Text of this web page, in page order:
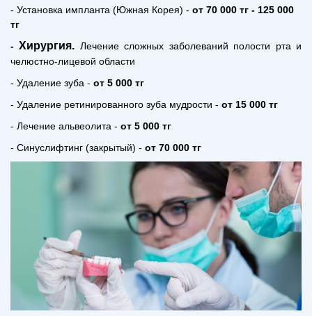
- Установка импланта (Южная Корея) - от 70 000 тг - 125 000
тг
- Хирургия. Лечение сложных заболеваний полости рта и
челюстно-лицевой области
- Удаление зуба - от 5 000 тг
- Удаление ретинированного зуба мудрости - от 15 000 тг
- Лечение альвеолита - от 5 000 тг
- Синуслифтинг (закрытый) - от 70 000 тг